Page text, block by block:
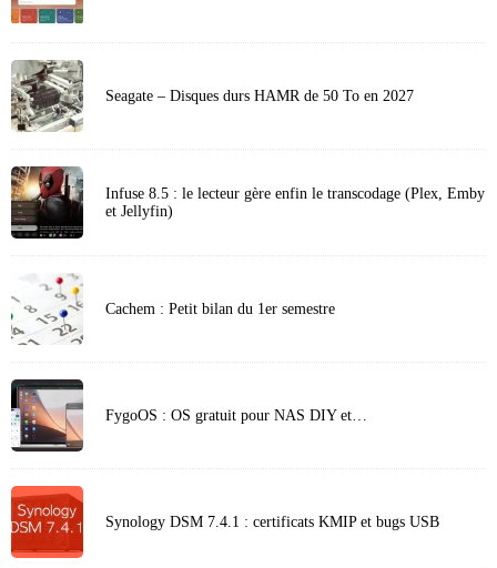
Seagate – Disques durs HAMR de 50 To en 2027
Infuse 8.5 : le lecteur gère enfin le transcodage (Plex, Emby
et Jellyfin)
Cachem : Petit bilan du 1er semestre
FygoOS : OS gratuit pour NAS DIY et…
Synology DSM 7.4.1 : certificats KMIP et bugs USB